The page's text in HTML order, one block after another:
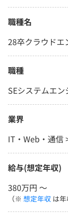
職種名
28卒クラウドエ
職種
SEシステムエン
業界
IT・Web・通信
給与(想定年収)
380万円 〜
（※ 想定年収 は